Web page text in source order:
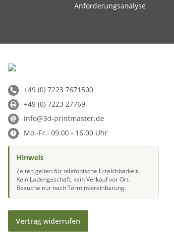
Anforderungsanalyse
+49 (0) 7223 7671500
+49 (0) 7223 27769
info@3d-printmaster.de
Mo.-Fr.: 09.00 - 16.00 Uhr
Hinweis
Zeiten gelten für telefonische Erreichbarkeit.
Kein Ladengeschäft, kein Verkauf vor Ort.
Besuche nur nach Terminvereinbarung.
Vertrag widerrufen